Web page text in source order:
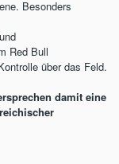
Besonders
Red Bull
über das Feld.
damit eine